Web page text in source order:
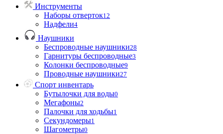
Инструменты
Наборы отверток12
Надфели4
Наушники
Беспроводные наушники28
Гарнитуры беспроводные3
Колонки беспроводные9
Проводные наушники27
Спорт инвентарь
Бутылочки для воды0
Мегафоны2
Палочки для ходьбы1
Секундомеры1
Шагометры0